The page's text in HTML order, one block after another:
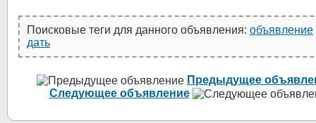
Поисковые теги для данного объявления: объявление
дать
Предыдущее
Следующее объявление